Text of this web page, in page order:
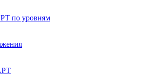
по уровням